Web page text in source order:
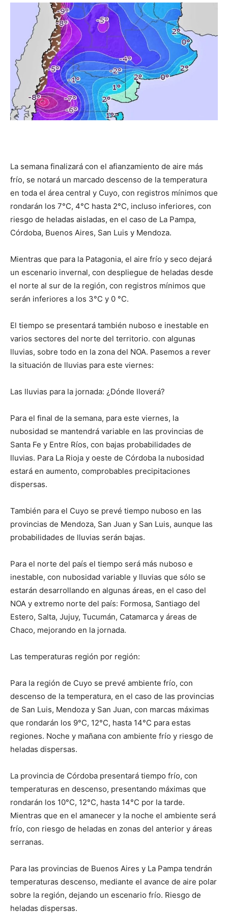
La
es
lo
que
se
ve…
La semana finalizará con el afianzamiento de aire más
frío, se notará un marcado descenso de la temperatura
en toda el área central y Cuyo, con registros mínimos que
rondarán los 7°C, 4°C hasta 2°C, incluso inferiores, con
riesgo de heladas aisladas, en el caso de La Pampa,
Córdoba, Buenos Aires, San Luis y Mendoza.
Mientras que para la Patagonia, el aire frío y seco dejará
un escenario invernal, con despliegue de heladas desde
el norte al sur de la región, con registros mínimos que
serán inferiores a los 3°C y 0 °C.
El tiempo se presentará también nuboso e inestable en
varios sectores del norte del territorio. con algunas
lluvias, sobre todo en la zona del NOA. Pasemos a rever
la situación de lluvias para este viernes:
Las lluvias para la jornada: ¿Dónde lloverá?
Para el final de la semana, para este viernes, la
nubosidad se mantendrá variable en las provincias de
Santa Fe y Entre Ríos, con bajas probabilidades de
lluvias. Para La Rioja y oeste de Córdoba la nubosidad
estará en aumento, comprobables precipitaciones
dispersas.
También para el Cuyo se prevé tiempo nuboso en las
provincias de Mendoza, San Juan y San Luis, aunque las
probabilidades de lluvias serán bajas.
Para el norte del país el tiempo será más nuboso e
inestable, con nubosidad variable y lluvias que sólo se
estarán desarrollando en algunas áreas, en el caso del
NOA y extremo norte del país: Formosa, Santiago del
Estero, Salta, Jujuy, Tucumán, Catamarca y áreas de
Chaco, mejorando en la jornada.
Las temperaturas región por región:
Para la región de Cuyo se prevé ambiente frío, con
descenso de la temperatura, en el caso de las provincias
de San Luis, Mendoza y San Juan, con marcas máximas
que rondarán los 9°C, 12°C, hasta 14°C para estas
regiones. Noche y mañana con ambiente frío y riesgo de
heladas dispersas.
La provincia de Córdoba presentará tiempo frío, con
temperaturas en descenso, presentando máximas que
rondarán los 10°C, 12°C, hasta 14°C por la tarde.
Mientras que en el amanecer y la noche el ambiente será
frío, con riesgo de heladas en zonas del anterior y áreas
serranas.
Para las provincias de Buenos Aires y La Pampa tendrán
temperaturas descenso, mediante el avance de aire polar
sobre la región, dejando un escenario frío. Riesgo de
heladas dispersas.